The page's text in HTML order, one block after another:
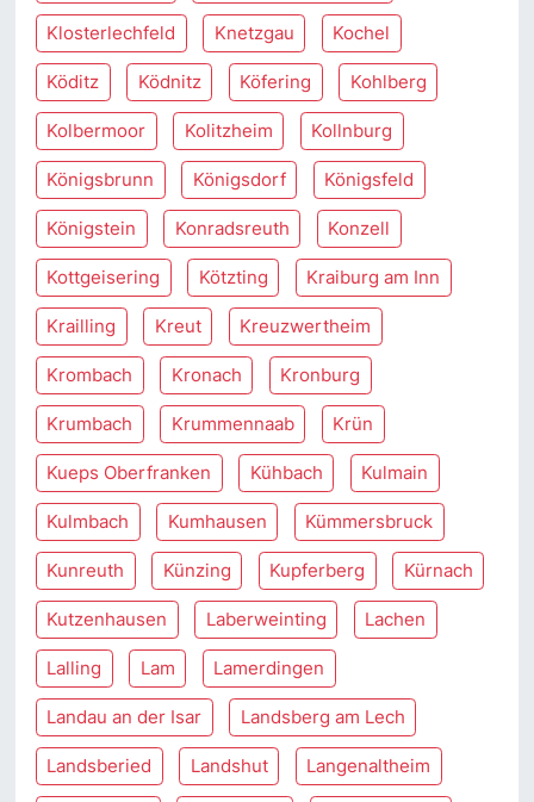
Klosterlechfeld Knetzgau Kochel
Köditz Ködnitz Köfering Kohlberg
Kolbermoor Kolitzheim Kollnburg
Königsbrunn Königsdorf Königsfeld
Königstein Konradsreuth Konzell
Kottgeisering Kötzting Kraiburg am Inn
Krailling Kreut Kreuzwertheim
Krombach Kronach Kronburg
Krumbach Krummennaab Krün
Kueps Oberfranken Kühbach Kulmain
Kulmbach Kumhausen Kümmersbruck
Kunreuth Künzing Kupferberg Kürnach
Kutzenhausen Laberweinting Lachen
Lalling Lam Lamerdingen
Landau an der Isar Landsberg am Lech
Landsberied Landshut Langenaltheim